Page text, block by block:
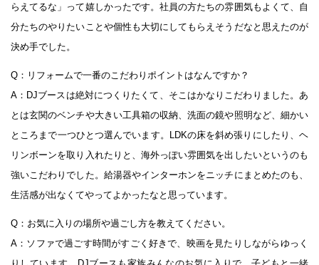
らえてるな」って嬉しかったです。社員の方たちの雰囲気もよくて、自
分たちのやりたいことや個性も大切にしてもらえそうだなと思えたのが
決め手でした。
Q：リフォームで一番のこだわりポイントはなんですか？
A：DJブースは絶対につくりたくて、そこはかなりこだわりました。あ
とは玄関のベンチや大きい工具箱の収納、洗面の鏡や照明など、細かい
ところまで一つひとつ選んでいます。LDKの床を斜め張りにしたり、ヘ
リンボーンを取り入れたりと、海外っぽい雰囲気を出したいというのも
強いこだわりでした。給湯器やインターホンをニッチにまとめたのも、
生活感が出なくてやってよかったなと思っています。
Q：お気に入りの場所や過ごし方を教えてください。
A：ソファで過ごす時間がすごく好きで、映画を見たりしながらゆっく